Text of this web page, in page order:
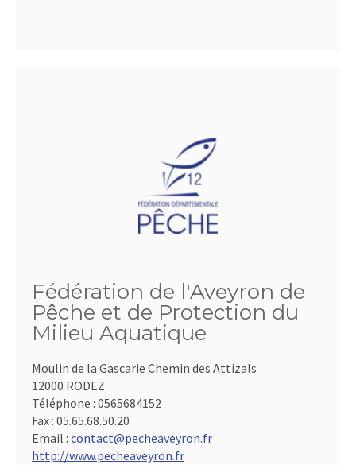
Fédération de l'Aveyron de
Pêche et de Protection du
Milieu Aquatique
Moulin de la Gascarie Chemin des Attizals
12000 RODEZ
Téléphone : 0565684152
Fax : 05.65.68.50.20
Email : contact@pecheaveyron.fr
http://www.pecheaveyron.fr